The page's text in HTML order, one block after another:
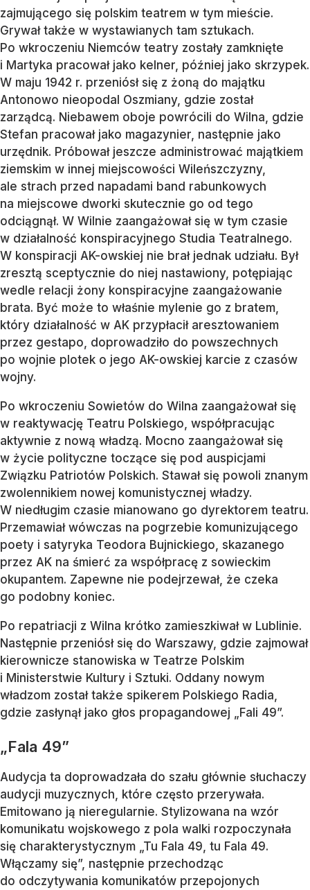
zajmującego się polskim teatrem w tym mieście.
Grywał także w wystawianych tam sztukach.
Po wkroczeniu Niemców teatry zostały zamknięte
i Martyka pracował jako kelner, później jako skrzypek.
W maju 1942 r. przeniósł się z żoną do majątku
Antonowo nieopodal Oszmiany, gdzie został
zarządcą. Niebawem oboje powrócili do Wilna, gdzie
Stefan pracował jako magazynier, następnie jako
urzędnik. Próbował jeszcze administrować majątkiem
ziemskim w innej miejscowości Wileńszczyzny,
ale strach przed napadami band rabunkowych
na miejscowe dworki skutecznie go od tego
odciągnął. W Wilnie zaangażował się w tym czasie
w działalność konspiracyjnego Studia Teatralnego.
W konspiracji AK-owskiej nie brał jednak udziału. Był
zresztą sceptycznie do niej nastawiony, potępiając
wedle relacji żony konspiracyjne zaangażowanie
brata. Być może to właśnie mylenie go z bratem,
który działalność w AK przypłacił aresztowaniem
przez gestapo, doprowadziło do powszechnych
po wojnie plotek o jego AK-owskiej karcie z czasów
wojny.
Po wkroczeniu Sowietów do Wilna zaangażował się
w reaktywację Teatru Polskiego, współpracując
aktywnie z nową władzą. Mocno zaangażował się
w życie polityczne toczące się pod auspicjami
Związku Patriotów Polskich. Stawał się powoli znanym
zwolennikiem nowej komunistycznej władzy.
W niedługim czasie mianowano go dyrektorem teatru.
Przemawiał wówczas na pogrzebie komunizującego
poety i satyryka Teodora Bujnickiego, skazanego
przez AK na śmierć za współpracę z sowieckim
okupantem. Zapewne nie podejrzewał, że czeka
go podobny koniec.
Po repatriacji z Wilna krótko zamieszkiwał w Lublinie.
Następnie przeniósł się do Warszawy, gdzie zajmował
kierownicze stanowiska w Teatrze Polskim
i Ministerstwie Kultury i Sztuki. Oddany nowym
władzom został także spikerem Polskiego Radia,
gdzie zasłynął jako głos propagandowej „Fali 49”.
„Fala 49”
Audycja ta doprowadzała do szału głównie słuchaczy
audycji muzycznych, które często przerywała.
Emitowano ją nieregularnie. Stylizowana na wzór
komunikatu wojskowego z pola walki rozpoczynała
się charakterystycznym „Tu Fala 49, tu Fala 49.
Włączamy się”, następnie przechodząc
do odczytywania komunikatów przepojonych